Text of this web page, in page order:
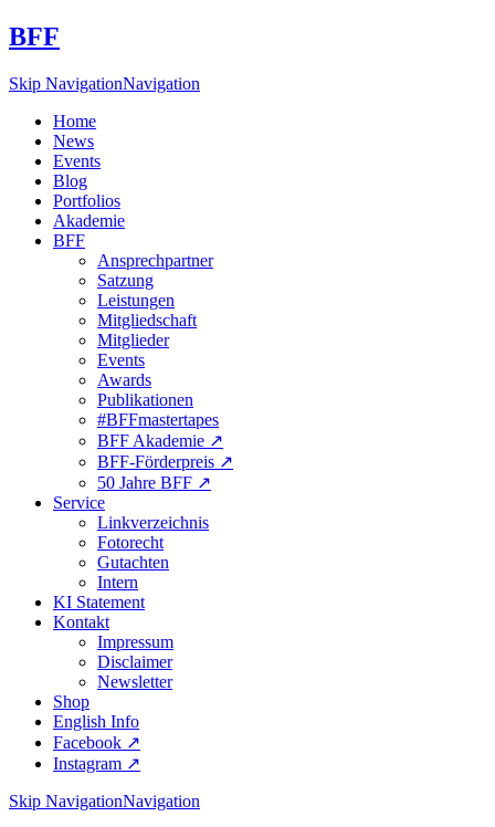
BFF
Skip NavigationNavigation
Home
News
Events
Blog
Portfolios
Akademie
BFF
Ansprechpartner
Satzung
Leistungen
Mitgliedschaft
Mitglieder
Events
Awards
Publikationen
#BFFmastertapes
BFF Akademie ↗︎
BFF-Förderpreis ↗︎
50 Jahre BFF ↗︎
Service
Linkverzeichnis
Fotorecht
Gutachten
Intern
KI Statement
Kontakt
Impressum
Disclaimer
Newsletter
Shop
English Info
Facebook ↗︎
Instagram ↗︎
Skip NavigationNavigation